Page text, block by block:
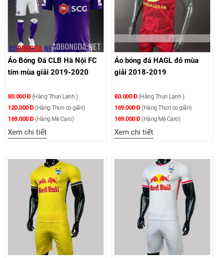
Áo Bóng Đá CLB Hà Nội FC
tím mùa giải 2019-2020
80.000 Đ (Hàng Thun Lạnh )
120.000 Đ (Hàng Thun co giãn)
169.000 Đ (Hàng Mè Caro)
Xem chi tiết
Áo bóng đá HAGL đỏ mùa
giải 2018-2019
80.000 Đ (Hàng Thun Lạnh )
169.000 Đ (Hàng Thun co giãn)
169.000 Đ (Hàng Mè Caro)
Xem chi tiết